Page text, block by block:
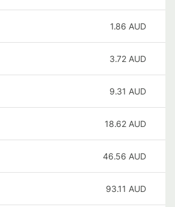
1.86 AUD
3.72 AUD
9.31 AUD
18.62 AUD
46.56 AUD
93.11 AUD